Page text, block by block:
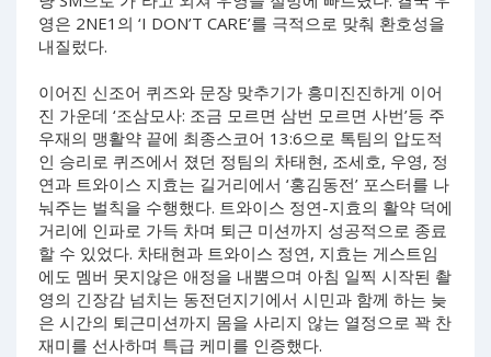
영은 2NE1의 ‘I DON’T CARE’를 극적으로 맞춰 환호성을
내질렀다.
이어진 신조어 퀴즈와 문장 맞추기가 흥미진진하게 이어
진 가운데 ‘조삼모사: 조금 모르면 삼번 모르면 사번’등 주
우재의 맹활약 끝에 최종스코어 13:6으로 톡팀의 압도적
인 승리로 퀴즈에서 졌던 정팀의 차태현, 조세호, 우영, 정
연과 트와이스 지효는 길거리에서 ‘홍김동전’ 포스터를 나
눠주는 벌칙을 수행했다. 트와이스 정연-지효의 활약 덕에
거리에 인파로 가득 차며 퇴근 미션까지 성공적으로 종료
할 수 있었다. 차태현과 트와이스 정연, 지효는 게스트임
에도 멤버 못지않은 애정을 내뿜으며 아침 일찍 시작된 촬
영의 긴장감 넘치는 동전던지기에서 시민과 함께 하는 늦
은 시간의 퇴근미션까지 몸을 사리지 않는 열정으로 꽉 찬
재미를 선사하며 특급 케미를 인증했다.